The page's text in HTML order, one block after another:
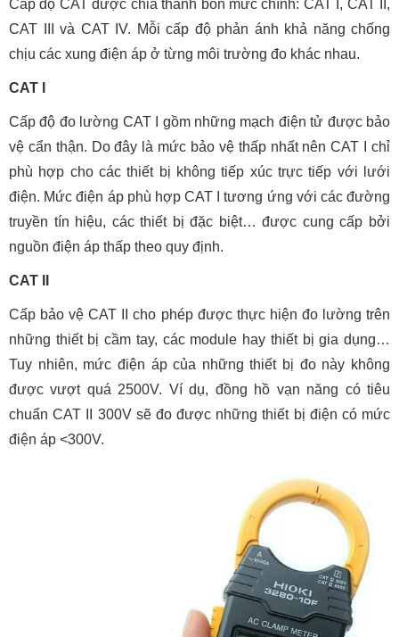
Cấp độ CAT được chia thành bốn mức chính: CAT I, CAT II,
CAT III và CAT IV. Mỗi cấp độ phản ánh khả năng chống
chịu các xung điện áp ở từng môi trường đo khác nhau.
CAT I
Cấp độ đo lường CAT I gồm những mạch điện tử được bảo
vệ cẩn thận. Do đây là mức bảo vệ thấp nhất nên CAT I chỉ
phù hợp cho các thiết bị không tiếp xúc trực tiếp với lưới
điện. Mức điện áp phù hợp CAT I tương ứng với các đường
truyền tín hiệu, các thiết bị đặc biệt… được cung cấp bởi
nguồn điện áp thấp theo quy định.
CAT II
Cấp bảo vệ CAT II cho phép được thực hiện đo lường trên
những thiết bị cầm tay, các module hay thiết bị gia dụng…
Tuy nhiên, mức điện áp của những thiết bị đo này không
được vượt quá 2500V. Ví dụ, đồng hồ vạn năng có tiêu
chuẩn CAT II 300V sẽ đo được những thiết bị điện có mức
điện áp <300V.